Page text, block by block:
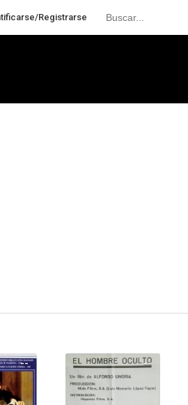
Registrarse
-- --